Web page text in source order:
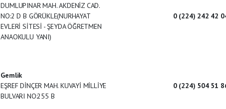
DUMLUPINAR MAH. AKDENİZ CAD.
NO:2 D B GÖRÜKLE(NURHAYAT
EVLERİ SİTESİ - ŞEYDA ÖĞRETMEN
ANAOKULU YANI)
0 (224) 242 42
Gemlik
EŞREF DİNÇER MAH. KUVAYİ MİLLİYE
BULVARI NO:255 B
0 (224) 504 51